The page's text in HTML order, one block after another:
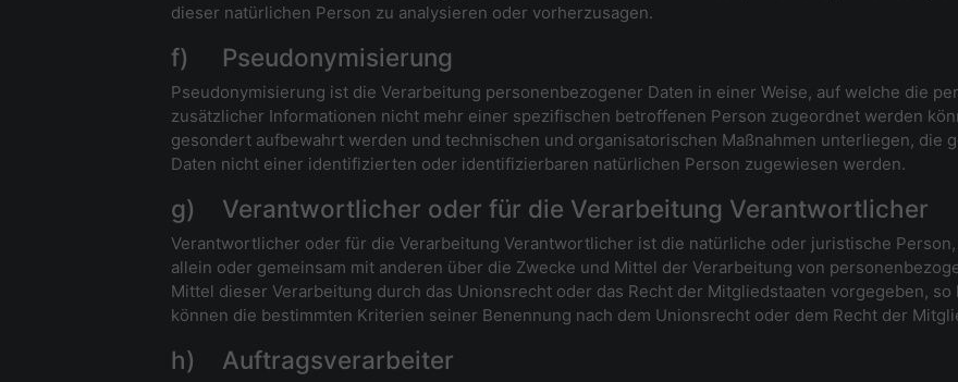
dieser natürlichen Person zu analysieren oder vorherzusagen.
f) Pseudonymisierung
Pseudonymisierung ist die Verarbeitung personenbezogener Daten in einer Weise, auf welche die
zusätzlicher Informationen nicht mehr einer spezifischen betroffenen Person zugeordnet werden
gesondert aufbewahrt werden und technischen und organisatorischen Maßnahmen unterliegen, die
Daten nicht einer identifizierten oder identifizierbaren natürlichen Person zugewiesen werden.
g) Verantwortlicher oder für die Verarbeitung Verantwortlicher
Verantwortlicher oder für die Verarbeitung Verantwortlicher ist die natürliche oder juristische
allein oder gemeinsam mit anderen über die Zwecke und Mittel der Verarbeitung von
Mittel dieser Verarbeitung durch das Unionsrecht oder das Recht der Mitgliedstaaten vorgegeben,
können die bestimmten Kriterien seiner Benennung nach dem Unionsrecht oder dem Recht der
h) Auftragsverarbeiter